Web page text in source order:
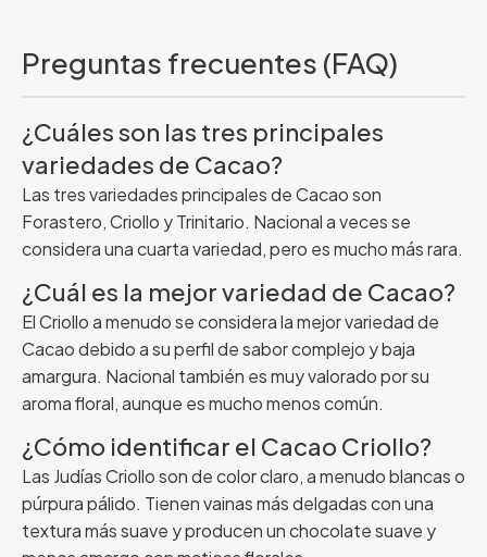
Preguntas frecuentes (FAQ)
¿Cuáles son las tres principales
variedades de Cacao?
Las tres variedades principales de Cacao son
Forastero, Criollo y Trinitario. Nacional a veces se
considera una cuarta variedad, pero es mucho más rara.
¿Cuál es la mejor variedad de Cacao?
El Criollo a menudo se considera la mejor variedad de
Cacao debido a su perfil de sabor complejo y baja
amargura. Nacional también es muy valorado por su
aroma floral, aunque es mucho menos común.
¿Cómo identificar el Cacao Criollo?
Las Judías Criollo son de color claro, a menudo blancas o
púrpura pálido. Tienen vainas más delgadas con una
textura más suave y producen un chocolate suave y